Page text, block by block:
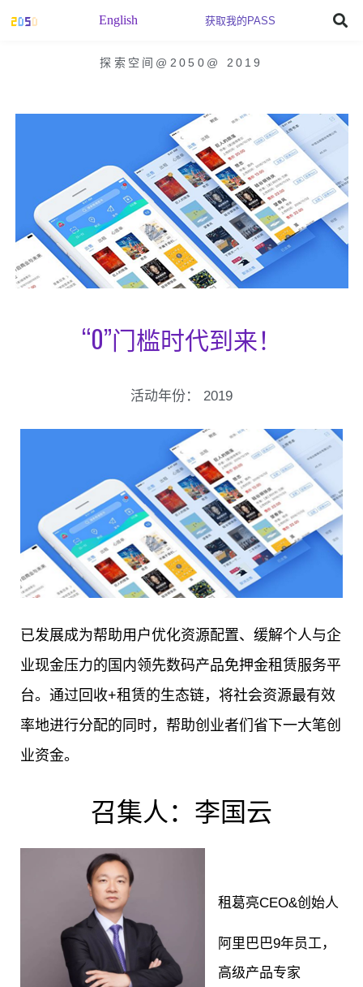
English 获取我的PASS
探索空间@2050 @ 2019
“0”门槛时代到来！
活动年份： 2019
已发展成为帮助用户优化资源配置、缓解个人与企
业现金压力的国内领先数码产品免押金租赁服务平
台。 通过回收+租赁的生态链，将社会资源最有效
率地进行分配的同时，帮助创业者们省下一大笔创
业资金。
召集人：李国云
租葛亮CEO&创始人
阿里巴巴9年员工，
高级产品专家